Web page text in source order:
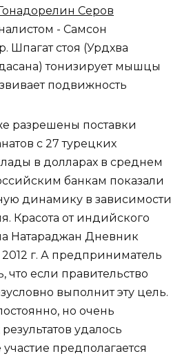
Серов
- Самсон
Шпагат стоя (Урдхва
тонизирует мышцы
подвижность
разрешены поставки
с 27 турецких
в долларах в среднем
банкам показали
динамику в зависимости
Красота от индийского
Натараджан Дневник
г. А предприниматель
если правительство
выполнит эту цель.
но очень
удалось
предполагается